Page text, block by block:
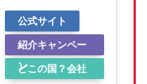
公式サイト
紹介キャンペー
ン
どこの国？会社